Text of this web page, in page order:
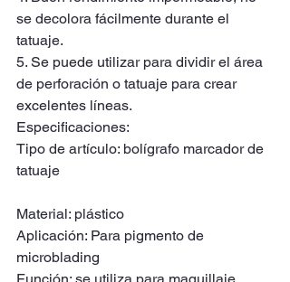
se decolora fácilmente durante el
tatuaje.
5. Se puede utilizar para dividir el área
de perforación o tatuaje para crear
excelentes líneas.
Especificaciones:
Tipo de artículo: bolígrafo marcador de
tatuaje
Material: plástico
Aplicación: Para pigmento de
microblading